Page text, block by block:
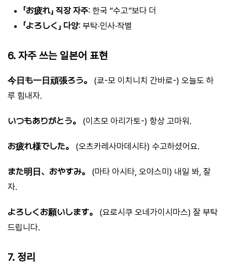
「お疲れ」 직장 자주: 한국 “수고”보다 더
「よろしく」 다양: 부탁·인사·작별
6. 자주 쓰는 일본어 표현
今日も一日頑張ろう。
(쿄-모 이치니치 간바로-) 오늘도 하
루 힘내자.
いつもありがとう。 (이츠모 아리가토-) 항상 고마워.
お疲れ様でした。 (오츠카레사마데시타) 수고하셨어요.
また明日、おやすみ。
(마타 아시타, 오야스미) 내일 봐, 잘
자.
よろしくお願いします。
(요로시쿠 오네가이시마스) 잘 부탁
드립니다.
7. 정리